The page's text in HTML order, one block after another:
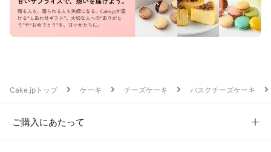
Cake.jpトップ ケーキ チーズケーキ バスクチーズケーキ
ご購入にあたって